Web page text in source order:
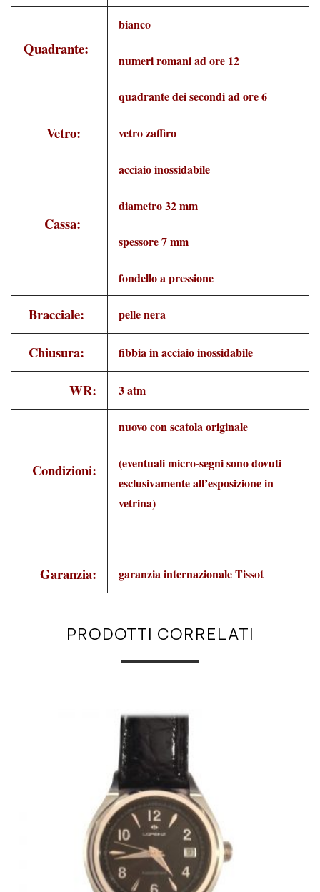
Quadrante:
bianco
numeri romani ad ore 12
quadrante dei secondi ad ore 6
Vetro: vetro zaffiro
Cassa:
acciaio inossidabile
diametro 32 mm
spessore 7 mm
fondello a pressione
Bracciale: pelle nera
Chiusura: fibbia in acciaio inossidabile
WR: 3 atm
Condizioni:
nuovo con scatola originale
(eventuali micro-segni sono dovuti
esclusivamente all’esposizione in
vetrina)
Garanzia: garanzia internazionale Tissot
PRODOTTI CORRELATI